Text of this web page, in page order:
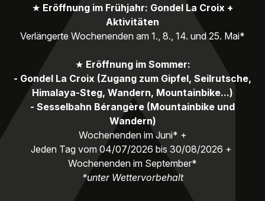
★ Eröffnung im Frühjahr: Gondel La Croix +
Aktivitäten
Verlängerte Wochenenden am 1., 8., 14. und 25. Mai*
★ Eröffnung im Sommer:
- Gondel La Croix (Zugang zum Gipfel, Seilrutsche,
Himalaya-Steg, Wandern, Mountainbike...)
- Sesselbahn Bérangère (Mountainbike und
Wandern)
Wochenenden im Juni* +
Jeden Tag vom 04/07/2026 bis 30/08/2026 +
Wochenenden im September*
*unter Wettervorbehalt